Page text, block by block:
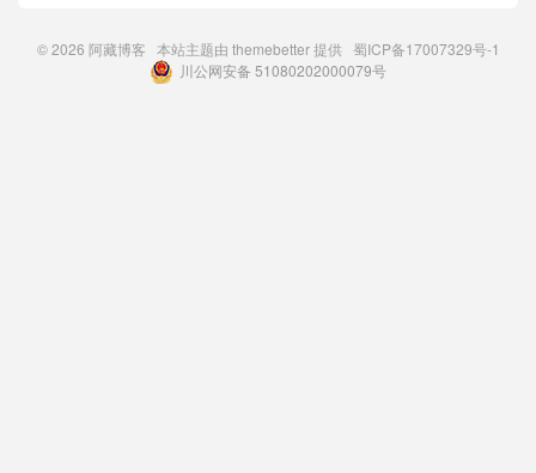
© 2026 阿藏博客 本站主题由 themebetter提供 蜀ICP备17007329号-1
川公网安备 51080202000079号